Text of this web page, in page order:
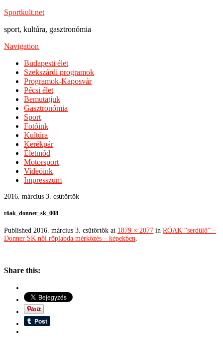
Sportkult.net
sport, kultúra, gasztronómia
Navigation
Budapesti élet
Szekszárdi programok
Programok-Kaposvár
Pécsi élet
Bemutatjuk
Gasztronómia
Sport
Fotóink
Kultúra
Kerékpár
Életmód
Motorsport
Videóink
Impresszum
2016. március 3. csütörtök
röak_donner_sk_008
Published 2016. március 3. csütörtök at 1879 × 2077 in RÖAK “serdülő” –
Donner SK női röplabda mérkőzés – képekben
Share this: